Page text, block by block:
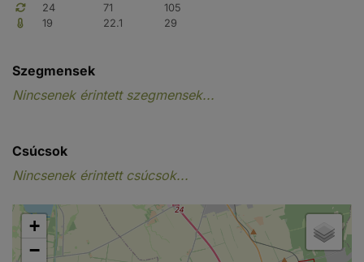
24
71
105
19
22.1 29
Szegmensek
Nincsenek érintett szegmensek...
Csúcsok
Nincsenek érintett csúcsok...
+
−